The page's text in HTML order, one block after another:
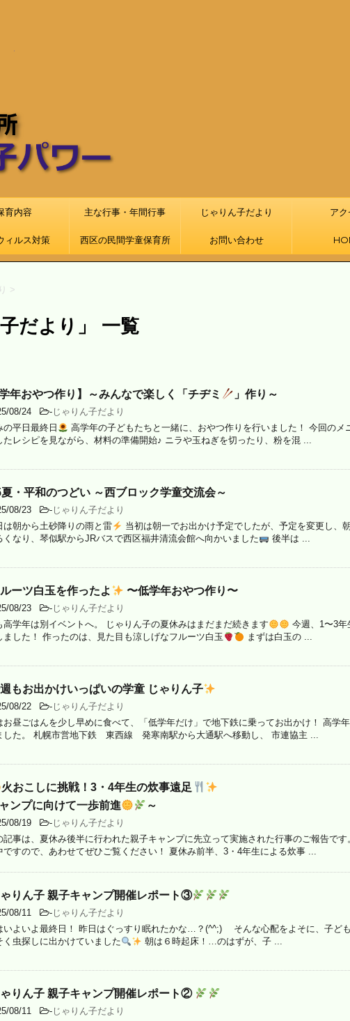
育内容 主な行事・年間行事 じゃりん子だより アク
ィルス対策 西区の民間学童保育所 お問い合わせ
>
だより」 一覧
学年おやつ作り】～みんなで楽しく「チヂミ 」作り～
08/24 - じゃりん子だより
の平日最終日
高学年の子どもたちと一緒に、おやつ作りを行いました！ 今回のメ
たレシピを見ながら、材料の準備開始♪ ニラや玉ねぎを切ったり、粉を混 ...
・平和のつどい ～西ブロック学童交流会～
08/23 - じゃりん子だより
は朝から土砂降りの雨と雷
当初は朝一でお出かけ予定でしたが、予定を変更し、
くなり、琴似駅からJRバスで西区福井清流会館へ向かいました
後半は ...
ーツ白玉を作ったよ 〜低学年おやつ作り〜
08/23 - じゃりん子だより
高学年は別イベントへ。 じゃりん子の夏休みはまだまだ続きます
今週、1〜3
ました！ 作ったのは、見た目も涼しげなフルーツ白玉
まずは白玉の ...
もお出かけいっぱいの学童 じゃりん子
08/22 - じゃりん子だより
お昼ごはんを少し早めに食べて、「低学年だけ」で地下鉄に乗ってお出かけ！ 高学
した。 札幌市営地下鉄 東西線 発寒南駅から大通駅へ移動し、 市連協主 ...
火おこしに挑戦！3・4年生の炊事遠足
ンプに向けて一歩前進
～
08/19 - じゃりん子だより
事は、夏休み後半に行われた親子キャンプに先立って実施された行事のご報告で
ですので、あわせてぜひご覧ください！ 夏休み前半、3・4年生による炊事 ...
ゃりん子 親子キャンプ開催レポート③
08/11 - じゃりん子だより
いよいよ最終日！ 昨日はぐっすり眠れたかな…？(^^;) そんな心配をよそに、子ど
く虫探しに出かけていました
朝は６時起床！…のはずが、子 ...
ゃりん子 親子キャンプ開催レポート②
08/11 - じゃりん子だより